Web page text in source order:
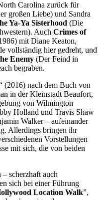
Carolina zurück für
großen Liebe) und Sandra
Ya-Ya Sisterhood (Die
Auch Crimes of
mit Diane Keaton,
vollständig hier gedreht, und
Enemy (Der Feind in
begraben.
(2016) nach dem Buch von
in der Kleinstadt Beaufort,
von Wilmington
Holland und Travis Shaw
Walker – aufeinander
Allerdings bringen ihr
Vorstellungen
mit sich, die von beiden
scherzhaft auch
sich bei einer Führung
Location Walk”,